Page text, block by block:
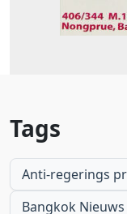
Tags
Anti-regerings
Bangkok Nieuws